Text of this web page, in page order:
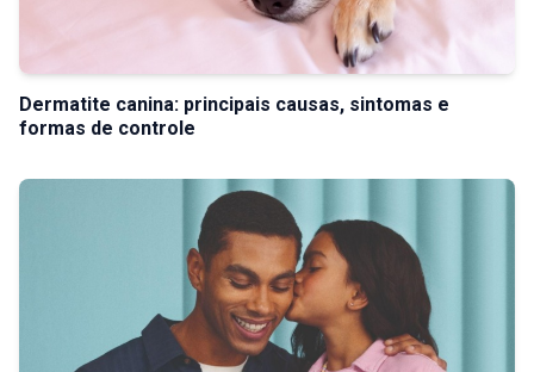
Dermatite canina: principais causas, sintomas e
formas de controle